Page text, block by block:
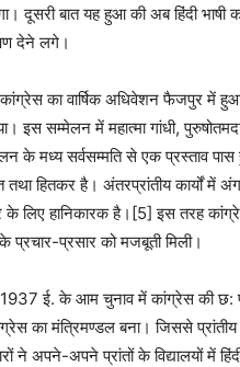
दूसरी बात यह हुआ की अब हिंदी भाषी
देने लगे।
का वार्षिक अधिवेशन फैजपुर में हुआ।
इस सम्मेलन में महात्मा गांधी,
के मध्य सर्वसम्मति से एक प्रस्ताव
तथा हितकर है। अंतरप्रांतीय कार्यों में
लिए हानिकारक है।[5] इस तरह
प्रचार-प्रसार को मजबूती मिली।
ई. के आम चुनाव में कांग्रेस की छ:
का मंत्रिमण्डल बना। जिससे
ने अपने-अपने प्रांतों के विद्यालयों में